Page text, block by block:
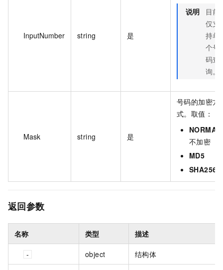
InputNumber string 是
说明
目前
仅支
持单
个号
码查
询。
Mask string 是
号码的加密方
式。取值：
NORMAL
不加密
MD5
SHA256
返回参数
名称 类型 描述
object 结构体